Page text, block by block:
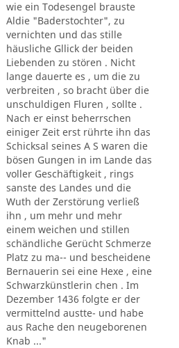
wie ein Todesengel brauste
Aldie "Baderstochter", zu
vernichten und das stille
häusliche Gllick der beiden
Liebenden zu stören . Nicht
lange dauerte es , um die zu
verbreiten , so bracht über die
unschuldigen Fluren , sollte .
Nach er einst beherrschen
einiger Zeit erst rührte ihn das
Schicksal seines A S waren die
bösen Gungen in im Lande das
voller Geschäftigkeit , rings
sanste des Landes und die
Wuth der Zerstörung verließ
ihn , um mehr und mehr
einem weichen und stillen
schändliche Gerücht Schmerze
Platz zu ma-- und bescheidene
Bernauerin sei eine Hexe , eine
Schwarzkünstlerin chen . Im
Dezember 1436 folgte er der
vermittelnd austte- und habe
aus Rache den neugeborenen
Knab ..."